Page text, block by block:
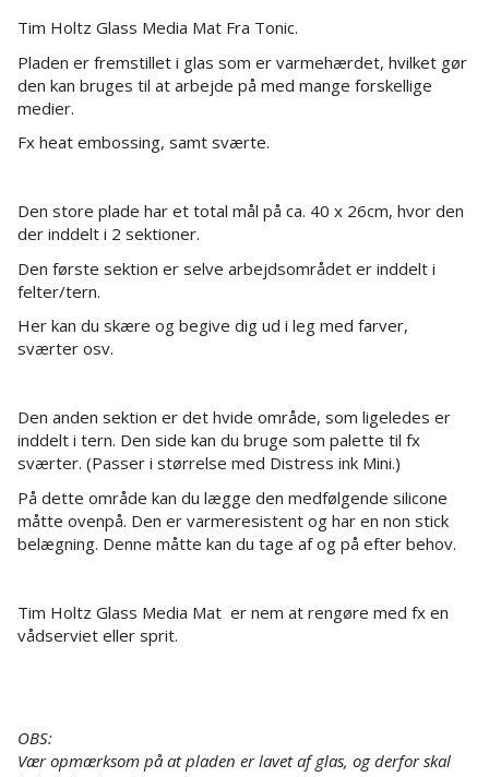
Tim Holtz Glass Media Mat Fra Tonic.
Pladen er fremstillet i glas som er varmehærdet, hvilket gør
den kan bruges til at arbejde på med mange forskellige
medier.
Fx heat embossing, samt sværte.
Den store plade har et total mål på ca. 40 x 26cm, hvor den
der inddelt i 2 sektioner.
Den første sektion er selve arbejdsområdet er inddelt i
felter/tern.
Her kan du skære og begive dig ud i leg med farver,
sværter osv.
Den anden sektion er det hvide område, som ligeledes er
inddelt i tern. Den side kan du bruge som palette til fx
sværter. (Passer i størrelse med Distress ink Mini.)
På dette område kan du lægge den medfølgende silicone
måtte ovenpå. Den er varmeresistent og har en non stick
belægning. Denne måtte kan du tage af og på efter behov.
Tim Holtz Glass Media Mat er nem at rengøre med fx en
vådserviet eller sprit.
OBS:
Vær opmærksom på at pladen er lavet af glas, og derfor skal